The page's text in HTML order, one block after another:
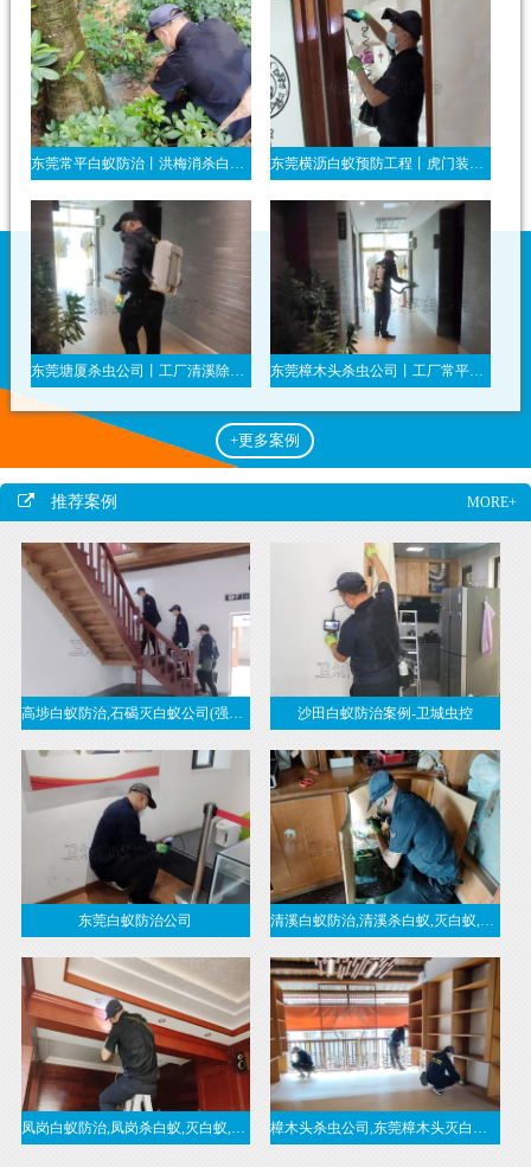
东莞常平白蚁防治丨洪梅消杀白蚁丨高埗灭白蚂蚁专家 东莞横沥白蚁预防工程丨虎门装修防白蚁合同办理丨资质齐全长安防蚂蚁
东莞塘厦杀虫公司丨工厂清溪除虫丨凤岗宿舍杀臭虫一次灭干净
+更多案例
推荐案例 MORE+
高埗白蚁防治,石碣灭白蚁公司(强烈推荐卫城虫控) 沙田白蚁防治案例-卫城虫控
东莞白蚁防治公司 清溪白蚁防治,清溪杀白蚁,灭白蚁,治白蚁,清溪白蚁防治,清溪白蚁预防-东莞清溪白蚁公司
凤岗白蚁防治,凤岗杀白蚁,灭白蚁,治白蚁,凤岗白蚁预防-东莞凤岗白蚁公司 樟木头杀虫公司,东莞樟木头灭白蚁,推荐樟木头白蚁防治公司